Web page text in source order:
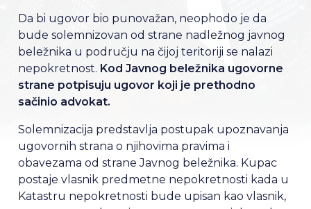
Da bi ugovor bio punovažan, neophodo je da
bude solemnizovan od strane nadležnog javnog
beležnika u području na čijoj teritoriji se nalazi
nepokretnost. Kod Javnog beležnika ugovorne
strane potpisuju ugovor koji je prethodno
sačinio advokat.
Solemnizacija predstavlja postupak upoznavanja
ugovornih strana o njihovima pravima i
obavezama od strane Javnog beležnika. Kupac
postaje vlasnik predmetne nepokretnosti kada u
Katastru nepokretnosti bude upisan kao vlasnik,